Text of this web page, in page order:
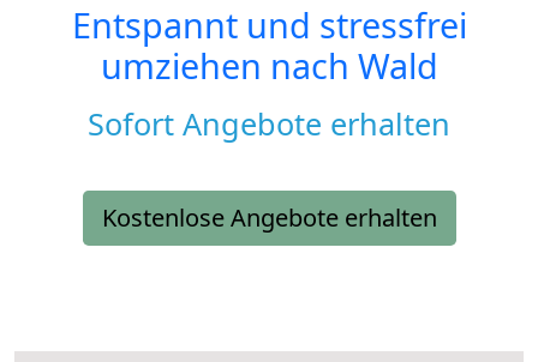
Entspannt und stressfrei
umziehen nach Wald
Sofort Angebote erhalten
Kostenlose Angebote erhalten